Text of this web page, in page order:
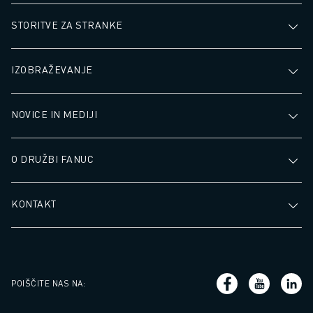
STORITVE ZA STRANKE
IZOBRAŽEVANJE
NOVICE IN MEDIJI
O DRUŽBI FANUC
KONTAKT
POIŠČITE NAS NA: